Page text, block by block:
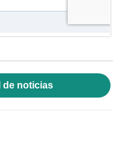
de noticias